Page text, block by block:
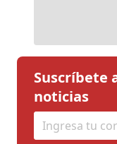
Suscríbete
noticias